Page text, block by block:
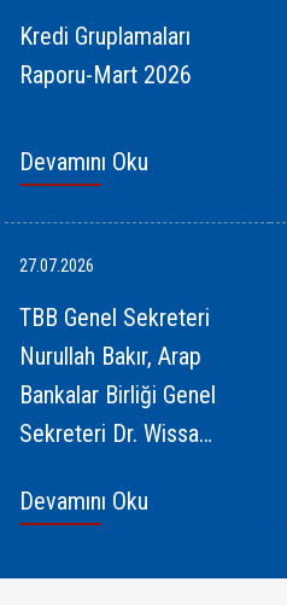
Kredi Gruplamaları
Raporu-Mart 2026
Devamını Oku
27.07.2026
TBB Genel Sekreteri
Nurullah Bakır, Arap
Bankalar Birliği Genel
Sekreteri Dr. Wissam
Devamını Oku